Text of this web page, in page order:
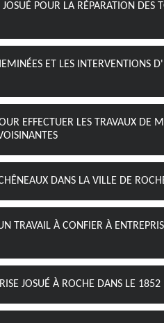
JOSUÉ POUR LA RÉPARATION DES
ET LES INTERVENTIONS
EFFECTUER LES TRAVAUX DE
DANS LA VILLE DE
TRAVAIL À CONFIER À
JOSUÉ À ROCHE DANS LE 1852